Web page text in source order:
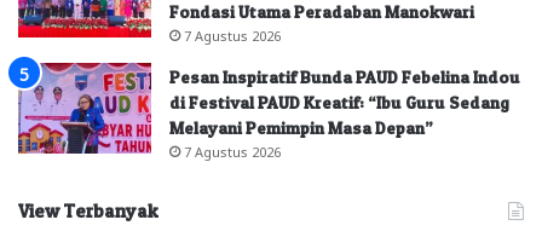
Fondasi Utama Peradaban Manokwari
7 Agustus 2026
Pesan Inspiratif Bunda PAUD Febelina Indou
di Festival PAUD Kreatif: “Ibu Guru Sedang
Melayani Pemimpin Masa Depan”
7 Agustus 2026
View Terbanyak